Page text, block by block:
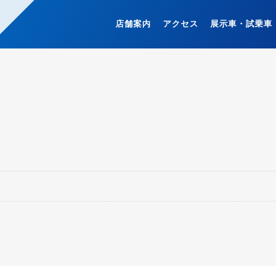
店舗案内 アクセス 展示車・試乗車